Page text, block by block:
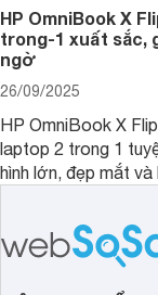
HP OmniBook X
trong-1 xuất sắc,
ngờ
26/09/2025
HP OmniBook X
laptop 2 trong 1
hình lớn, đẹp mắt và
mức giá vô cùng
thành một lựa chọn
bát gạo” trên thị